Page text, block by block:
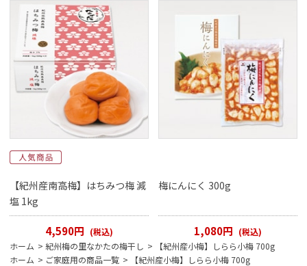
【紀州産南高梅】はちみつ梅 減
塩 1kg
4,590円 (税込)
梅にんにく 300g
1,080円 (税込)
ホーム > 紀州梅の里なかたの梅干し >
【紀州産小梅】しらら小梅 700g
ホーム > ご家庭用の商品一覧 >
【紀州産小梅】しらら小梅 700g